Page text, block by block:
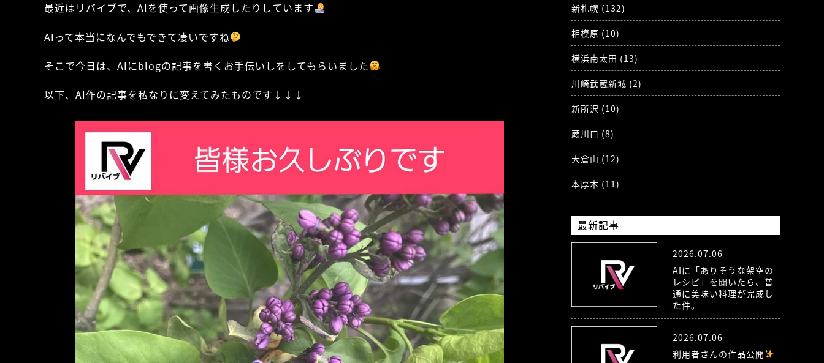
最近はリバイブで、AIを使って画像生成したりしています
AIって本当になんでもできて凄いですね
そこで今日は、AIにblogの記事を書くお手伝いしをしてもらいました
以下、AI作の記事を私なりに変えてみたものです↓↓↓
新札幌 (132)
相模原 (10)
横浜南太田 (13)
川崎武蔵新城 (2)
新所沢 (10)
蕨川口 (8)
大倉山 (12)
本厚木 (11)
最新記事
2026.07.06
AIに「ありそうな架空の
レシピ」を聞いたら、普
通に美味い料理が完成し
た件。
2026.07.06
利用者さんの作品公開